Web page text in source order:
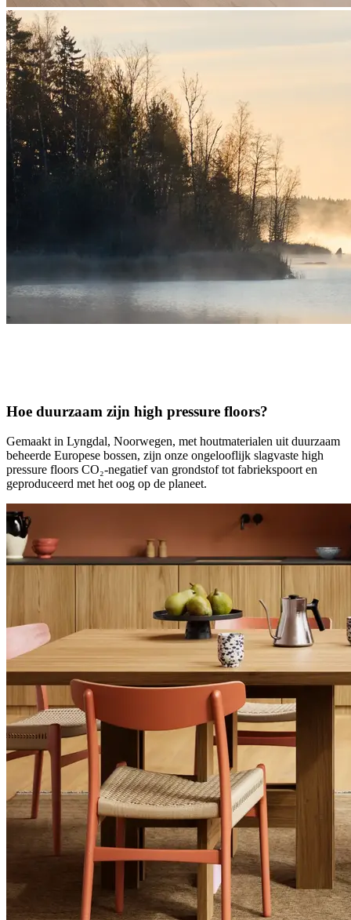
Hoe duurzaam zijn high pressure floors?
Gemaakt in Lyngdal, Noorwegen, met houtmaterialen uit duurzaam
beheerde Europese bossen, zijn onze ongelooflijk slagvaste high
pressure floors CO₂-negatief van grondstof tot fabriekspoort en
geproduceerd met het oog op de planeet.